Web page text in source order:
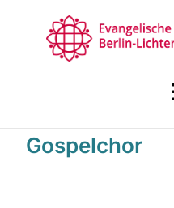
Gospelchor